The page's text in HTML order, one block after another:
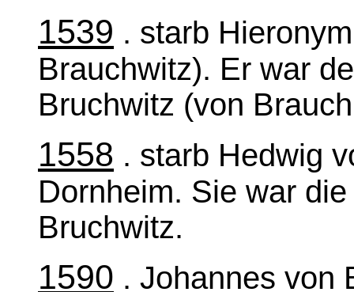
1539 . starb
Brauchwitz). Er war
Bruchwitz (von
1558 . starb Hedwig
Dornheim. Sie war
Bruchwitz.
1590 . Johannes von